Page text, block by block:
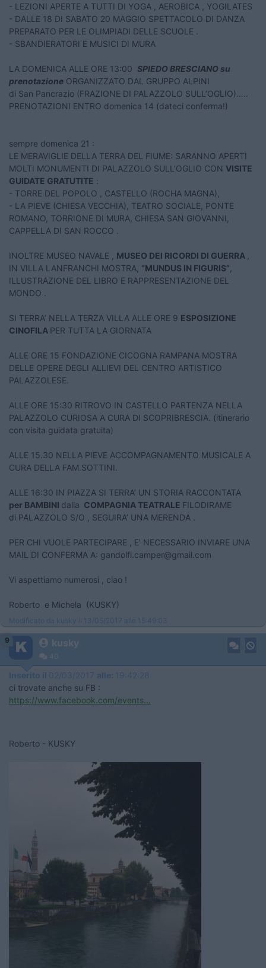
- LEZIONI APERTE A TUTTI DI YOGA , AEROBICA , YOGILATES
- DALLE 18 DI SABATO 20 MAGGIO SPETTACOLO DI DANZA
PREPARATO PER LE OLIMPIADI DELLE SCUOLE .
- SBANDIERATORI E MUSICI DI MURA
LA DOMENICA ALLE ORE 13:00 SPIEDO BRESCIANO su
prenotazione ORGANIZZATO DAL GRUPPO ALPINI
di San Pancrazio (FRAZIONE DI PALAZZOLO SULL’OGLIO)…..
PRENOTAZIONI ENTRO domenica 14 (dateci conferma!)
sempre domenica 21 :
LE MERAVIGLIE DELLA TERRA DEL FIUME: SARANNO APERTI
MOLTI MONUMENTI DI PALAZZOLO SULL’OGLIO CON VISITE
GUIDATE GRATUTITE :
- TORRE DEL POPOLO , CASTELLO (ROCHA MAGNA),
- LA PIEVE (CHIESA VECCHIA), TEATRO SOCIALE, PONTE
ROMANO, TORRIONE DI MURA, CHIESA SAN GIOVANNI,
CAPPELLA DI SAN ROCCO .
INOLTRE MUSEO NAVALE , MUSEO DEI RICORDI DI GUERRA
IN VILLA LANFRANCHI MOSTRA, “MUNDUS IN FIGURIS”
ILLUSTRAZIONE DEL LIBRO E RAPPRESENTAZIONE DEL
MONDO .
SI TERRA’ NELLA TERZA VILLA ALLE ORE 9 ESPOSIZIONE
CINOFILA PER TUTTA LA GIORNATA
ALLE ORE 15 FONDAZIONE CICOGNA RAMPANA MOSTRA
DELLE OPERE DEGLI ALLIEVI DEL CENTRO ARTISTICO
PALAZZOLESE.
ALLE ORE 15:30 RITROVO IN CASTELLO PARTENZA NELLA
PALAZZOLO CURIOSA A CURA DI SCOPRIBRESCIA. (itinerario
con visita guidata gratuita)
ALLE 15.30 NELLA PIEVE ACCOMPAGNAMENTO MUSICALE A
CURA DELLA FAM.SOTTINI.
ALLE 16:30 IN PIAZZA SI TERRA’ UN STORIA RACCONTATA
per BAMBINI dalla COMPAGNIA TEATRALE FILODIRAME
di PALAZZOLO S/O , SEGUIRA’ UNA MERENDA .
PER CHI VUOLE PARTECIPARE , E' NECESSARIO INVIARE UNA
MAIL DI CONFERMA A: gandolfi.camper@gmail.com
Vi aspettiamo numerosi , ciao !
Roberto e Michela (KUSKY)
Modificato da kusky il 13/05/2017 alle 15:49:03
9 kusky
40
Inserito il 02/03/2017 alle: 19:42:28
ci trovate anche su FB :
https://www.facebook.com/events...
Roberto - KUSKY